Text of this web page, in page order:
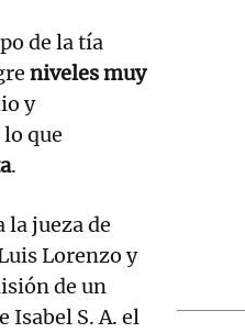
de la tía
niveles muy
y
lo que
.
la jueza de
Lorenzo y
de un
S. A. el